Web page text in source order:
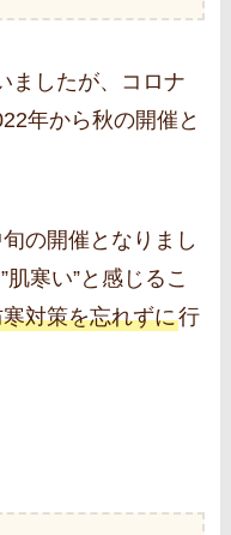
ましたが、コロナ
年から秋の開催と
の開催となりまし
寒い”と感じるこ
対策を忘れずに行